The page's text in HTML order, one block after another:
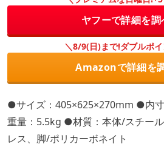
ヤフーで詳細を調
＼8/9(日)まで!ダブルポ
Amazonで詳細を
●サイズ：405×625×270mm ●内
重量：5.5kg ●材質：本体/スチー
レス、脚/ポリカーボネイト